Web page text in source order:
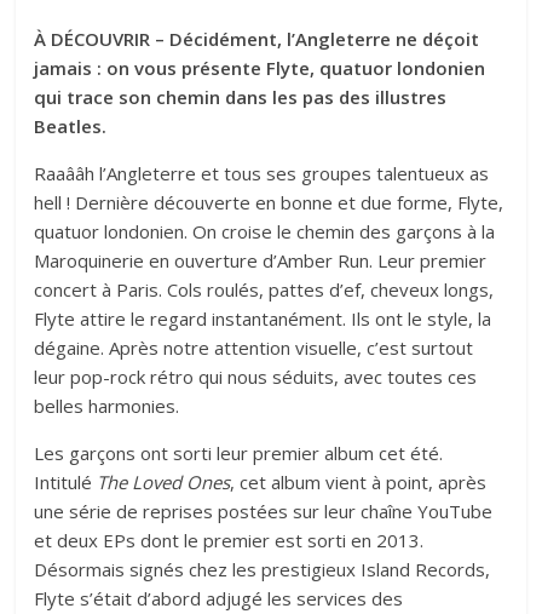
À DÉCOUVRIR – Décidément, l’Angleterre ne déçoit
jamais : on vous présente Flyte, quatuor londonien
qui trace son chemin dans les pas des illustres
Beatles.
Raaââh l’Angleterre et tous ses groupes talentueux as
hell ! Dernière découverte en bonne et due forme, Flyte,
quatuor londonien. On croise le chemin des garçons à la
Maroquinerie en ouverture d’Amber Run. Leur premier
concert à Paris. Cols roulés, pattes d’ef, cheveux longs,
Flyte attire le regard instantanément. Ils ont le style, la
dégaine. Après notre attention visuelle, c’est surtout
leur pop-rock rétro qui nous séduits, avec toutes ces
belles harmonies.
Les garçons ont sorti leur premier album cet été.
Intitulé The Loved Ones, cet album vient à point, après
une série de reprises postées sur leur chaîne YouTube
et deux EPs dont le premier est sorti en 2013.
Désormais signés chez les prestigieux Island Records,
Flyte s’était d’abord adjugé les services des